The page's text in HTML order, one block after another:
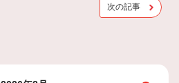
次の記事